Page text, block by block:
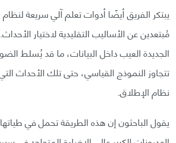
مُبتعدين عن الأساليب التقليدية لاختيار
الجديدة العيب داخل البيانات، ما قد يُسلط
تتجاوز النموذج القياسي، حتى تلك الأحداث
نظام الإطلاق.
يقول الباحثون إن هذه الطريقة تحمل في